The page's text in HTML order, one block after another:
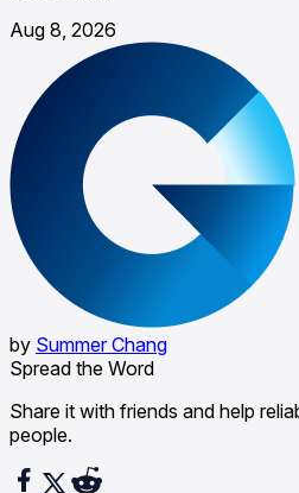
Aug 8, 2026
by Summer Chang
Spread the Word
Share it with friends and help
people.